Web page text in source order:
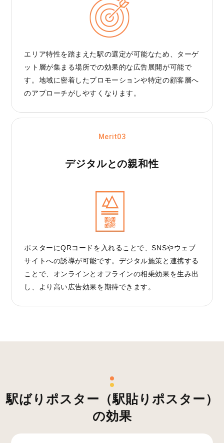
エリア特性を踏まえた駅の選定が可能なため、ターゲ
ット層が集まる場所での効果的な広告展開が可能で
す。地域に密着したプロモーションや特定の顧客層へ
のアプローチがしやすくなります。
Merit03
デジタルとの親和性
ポスターにQRコードを入れることで、SNSやウェブ
サイトへの誘導が可能です。デジタル施策と連携する
ことで、オンラインとオフラインの相乗効果を生み出
し、より高い広告効果を期待できます。
駅ばりポスター（駅貼りポスター）
の効果